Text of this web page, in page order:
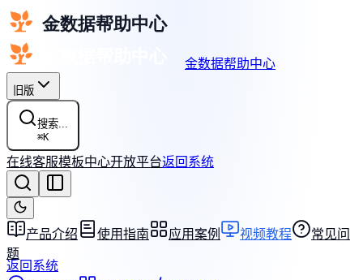
金数据帮助中心
旧版
搜索...
⌘K
在线客服模板中心开放平台返回系统
产品介绍 使用指南 应用案例 视频教程
常见问
题
返回系统